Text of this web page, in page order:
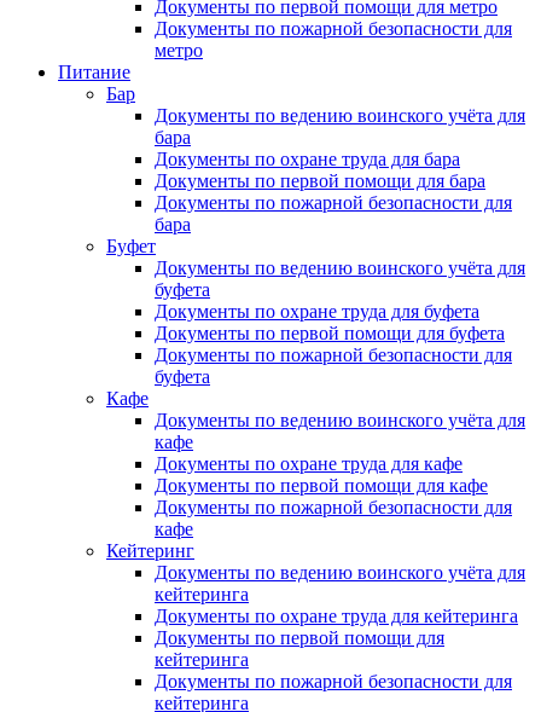
Документы по первой помощи для метро
Документы по пожарной безопасности для
метро
Питание
Бар
Документы по ведению воинского учёта для
бара
Документы по охране труда для бара
Документы по первой помощи для бара
Документы по пожарной безопасности для
бара
Буфет
Документы по ведению воинского учёта для
буфета
Документы по охране труда для буфета
Документы по первой помощи для буфета
Документы по пожарной безопасности для
буфета
Кафе
Документы по ведению воинского учёта для
кафе
Документы по охране труда для кафе
Документы по первой помощи для кафе
Документы по пожарной безопасности для
кафе
Кейтеринг
Документы по ведению воинского учёта для
кейтеринга
Документы по охране труда для кейтеринга
Документы по первой помощи для
кейтеринга
Документы по пожарной безопасности для
кейтеринга